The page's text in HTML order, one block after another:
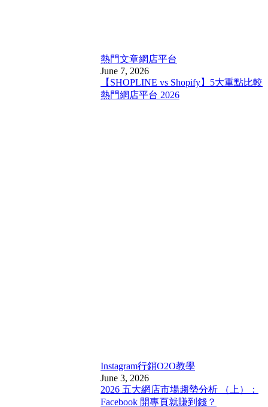
熱門文章網店平台
June 7, 2026
【SHOPLINE vs Shopify】5大重點比較
熱門網店平台 2026
Instagram行銷O2O教學
June 3, 2026
2026 五大網店市場趨勢分析 （上）：
Facebook 開專頁就賺到錢？